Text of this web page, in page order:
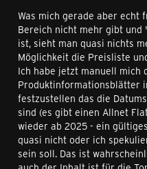
Was mich gerade aber echt
Bereich nicht mehr gibt
ist, sieht man quasi nichts
Möglichkeit die Preisliste
Ich habe jetzt manuell mich
Produktinformationsblätter
festzustellen das die
sind (es gibt einen Allnet
wieder ab 2025 - ein
quasi nicht oder ich
sein soll. Das ist